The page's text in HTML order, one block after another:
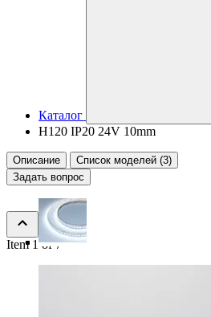
Каталог
H120 IP20 24V 10mm
Описание
Список моделей (3)
Задать вопрос
Item 1 of 7